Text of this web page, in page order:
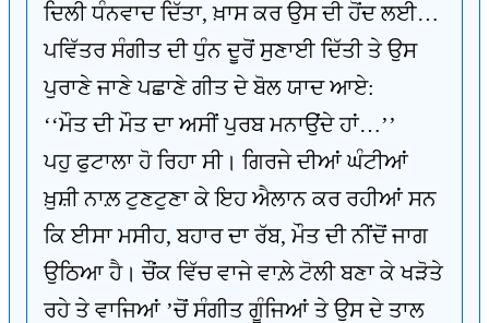
ਦਿਲੀ ਧੰਨਵਾਦ ਦਿੱਤਾ, ਖ਼ਾਸ ਕਰ ਉਸ ਦੀ ਹੋਂਦ ਲਈ…
ਪਵਿੱਤਰ ਸੰਗੀਤ ਦੀ ਧੁੰਨ ਦੂਰੋਂ ਸੁਣਾਈ ਦਿੱਤੀ ਤੇ ਉਸ
ਪੁਰਾਣੇ ਜਾਣੇ ਪਛਾਣੇ ਗੀਤ ਦੇ ਬੋਲ ਯਾਦ ਆਏ:
‘‘ਮੌਤ ਦੀ ਮੌਤ ਦਾ ਅਸੀਂ ਪੁਰਬ ਮਨਾਉਂਦੇ ਹਾਂ…’’
ਪਹੁ ਫੁਟਾਲਾ ਹੋ ਰਿਹਾ ਸੀ। ਗਿਰਜੇ ਦੀਆਂ ਘੰਟੀਆਂ
ਖ਼ੁਸ਼ੀ ਨਾਲ਼ ਟੁਣਟੁਣਾ ਕੇ ਇਹ ਐਲਾਨ ਕਰ ਰਹੀਆਂ ਸਨ
ਕਿ ਈਸਾ ਮਸੀਹ, ਬਹਾਰ ਦਾ ਰੱਬ, ਮੌਤ ਦੀ ਨੀਂਦੋਂ ਜਾਗ
ਉਠਿਆ ਹੈ। ਚੌਂਕ ਵਿੱਚ ਵਾਜੇ ਵਾਲ਼ੇ ਟੋਲੀ ਬਣਾ ਕੇ ਖੜੋਤੇ
ਰਹੇ ਤੇ ਵਾਜਿਆਂ ’ਚੋਂ ਸੰਗੀਤ ਗੂੰਜਿਆਂ ਤੇ ਉਸ ਦੇ ਤਾਲ